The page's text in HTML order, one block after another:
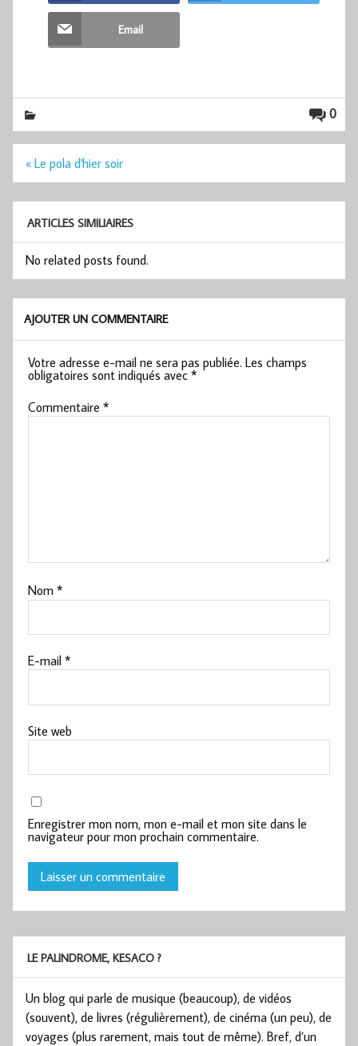
Email
0
Navigation
« Le pola d'hier soir
ARTICLES SIMILIAIRES
No related posts found.
AJOUTER UN COMMENTAIRE
Votre adresse e-mail ne sera pas publiée. Les champs
obligatoires sont indiqués avec*
Commentaire*
Nom*
E-mail*
Site web
Enregistrer mon nom, mon e-mail et mon site dans le
navigateur pour mon prochain commentaire.
LE PALINDROME, KESACO ?
Un blog qui parle de musique (beaucoup), de vidéos
(souvent), de livres (régulièrement), de cinéma (un peu), de
voyages (plus rarement, mais tout de même). Bref, d’un